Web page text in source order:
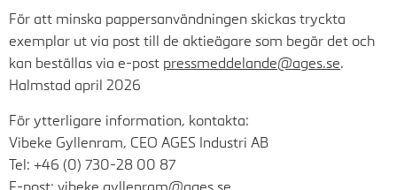
För att minska pappersanvändningen skickas tryckta
exemplar ut via post till de aktieägare som begär det och
kan beställas via e-post pressmeddelande@ages.se.
Halmstad april 2026
För ytterligare information, kontakta:
Vibeke Gyllenram, CEO AGES Industri AB
Tel: +46 (0) 730-28 00 87